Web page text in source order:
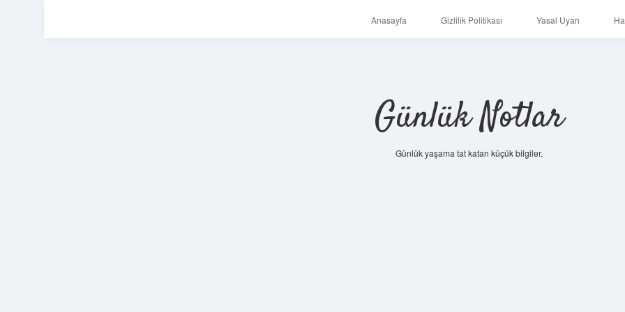
Anasayfa Gizlilik Politikası Yasal Uyarı
Günlük Notlar
Günlük yaşama tat katan küçük bilgiler.